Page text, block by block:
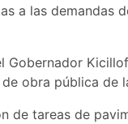
a las demandas
Gobernador
obra pública de
de tareas de